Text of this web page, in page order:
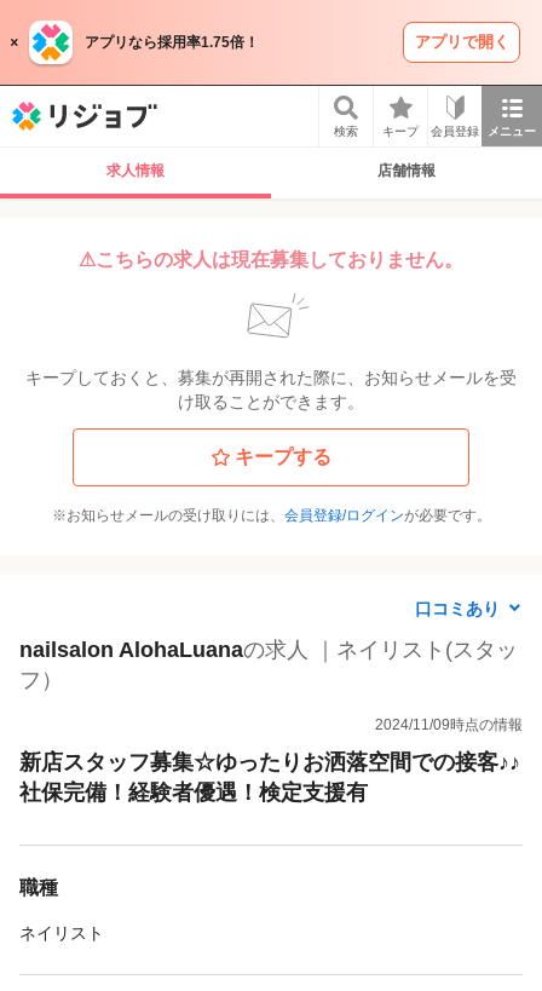
アプリなら採用率1.75倍！ アプリで開く
検索 キープ 会員登録 メニュー
求人情報 店舗情報
⚠こちらの求人は現在募集しておりません。
キープしておくと、募集が再開された際に、お知らせメールを受
け取ることができます。
キープする
※お知らせメールの受け取りには、 会員登録/ログインが必要です。
口コミあり
nailsalon AlohaLuanaの求人 ｜ネイリスト(スタッ
フ）
2024/11/09時点の情報
新店スタッフ募集☆ゆったりお洒落空間での接客♪♪
社保完備！経験者優遇！検定支援有
職種
ネイリスト